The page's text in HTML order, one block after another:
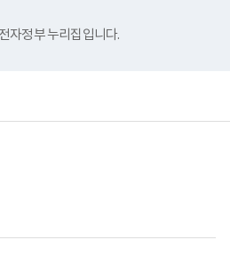
자정부 누리집입니다.